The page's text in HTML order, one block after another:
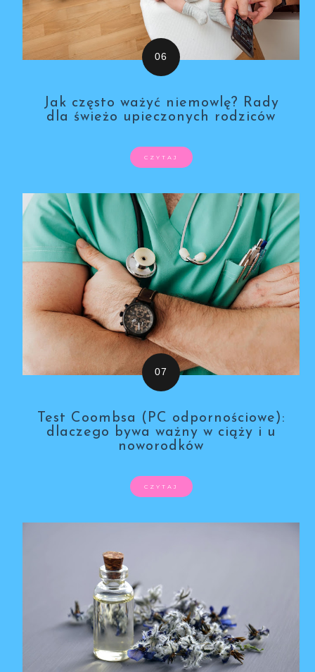
Jak często ważyć niemowlę? Rady
dla świeżo upieczonych rodziców
CZYTAJ
Test Coombsa (PC odpornościowe):
dlaczego bywa ważny w ciąży i u
noworodków
CZYTAJ